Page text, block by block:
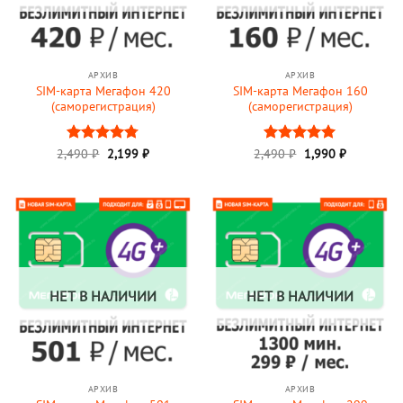
АРХИВ
SIM-карта Мегафон 420
(саморегистрация)
Оценка
2,490₽ Первоначальная
цена
2,199 ₽Текущая
АРХИВ
SIM-карта Мегафон 160
(саморегистрация)
Оценка5
2,490₽ Первоначальная
цена
1,990 ₽Текущая
НЕТ В НАЛИЧИИ
АРХИВ
НЕТ В НАЛИЧИИ
АРХИВ